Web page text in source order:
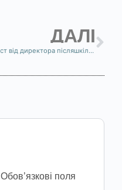
ДАЛІ
Лист від директора післяшкільної програми з іспанської мови
Обов’язкові поля